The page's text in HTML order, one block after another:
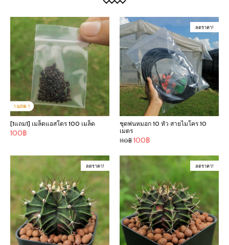
[1แถม1] เมล็ดแอสโตร 100 เมล็ด
100฿
ลดราคา!
ชุดพ่นหมอก 10 หัว สายไมโคร 10
เมตร
110฿ Original
110฿.
100฿
100฿.
ลดราคา! ลดราคา!